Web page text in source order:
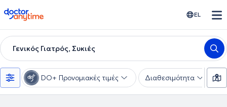
doctoranytime EL
Γενικός Γιατρός, Συκιές
DO+ Προνομιακές τιμές Διαθεσιμότητα